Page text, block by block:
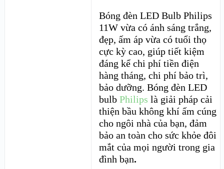
Bóng đèn LED Bulb Philips
11W vừa có ánh sáng trắng,
đẹp, ấm áp vừa có tuổi thọ
cực kỳ cao, giúp tiết kiệm
đáng kể chi phí tiền điện
hàng tháng, chi phí bảo trì,
bảo dưỡng. Bóng đèn LED
bulbPhilips là giải pháp cải
thiện bầu không khí ấm cúng
cho ngôi nhà của bạn, đảm
bảo an toàn cho sức khỏe đôi
mắt của mọi người trong gia
đình bạn.